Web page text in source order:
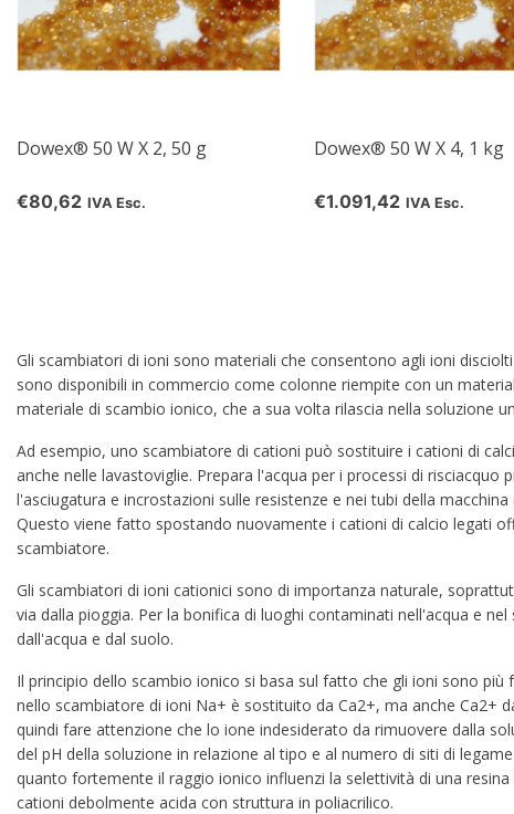
Dowex® 50 W X 2, 50 g
€80,62 IVA Esc.
Dowex® 50 W X 4, 1 kg
€1.091,42 IVA Esc.
Gli scambiatori di ioni sono materiali che consentono agli ioni
sono disponibili in commercio come colonne riempite con un
materiale di scambio ionico, che a sua volta rilascia nella soluzione
Ad esempio, uno scambiatore di cationi può sostituire i cationi di
anche nelle lavastoviglie. Prepara l'acqua per i processi di
l'asciugatura e incrostazioni sulle resistenze e nei tubi della
Questo viene fatto spostando nuovamente i cationi di calcio legati
scambiatore.
Gli scambiatori di ioni cationici sono di importanza naturale,
via dalla pioggia. Per la bonifica di luoghi contaminati nell'acqua e
dall'acqua e dal suolo.
Il principio dello scambio ionico si basa sul fatto che gli ioni sono
nello scambiatore di ioni Na+ è sostituito da Ca2+, ma anche Ca2+
quindi fare attenzione che lo ione indesiderato da rimuovere dalla
del pH della soluzione in relazione al tipo e al numero di siti di
quanto fortemente il raggio ionico influenzi la selettività di una
cationi debolmente acida con struttura in poliacrilico.